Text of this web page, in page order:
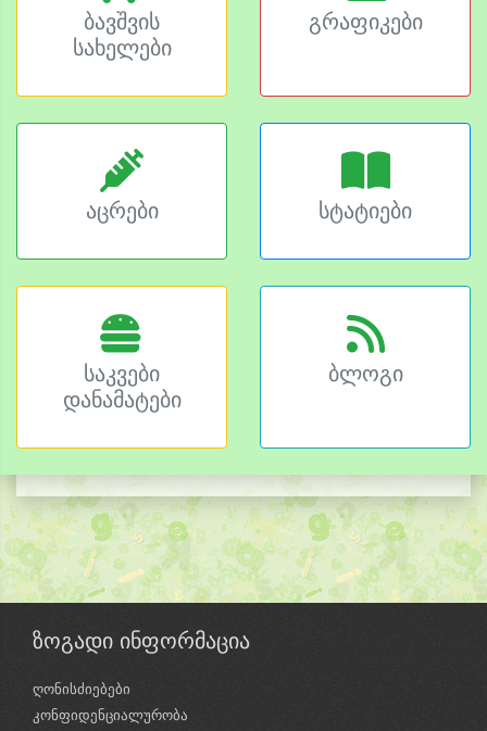
ბავშვის
სახელები
გრაფიკები
აცრები სტატიები
საკვები
დანამატები
ბლოგი
ზოგადი ინფორმაცია
ღონისძიებები
კონფიდენციალურობა